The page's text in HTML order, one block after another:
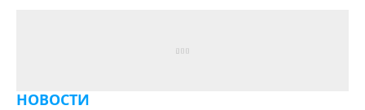
НОВОСТИ